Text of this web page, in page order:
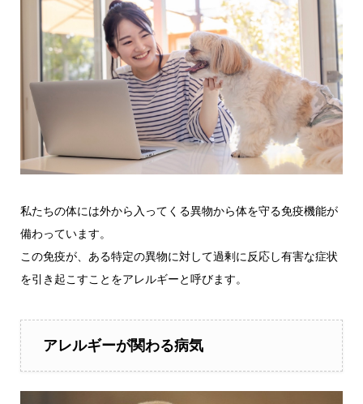
私たちの体には外から入ってくる異物から体を守る免疫機能が
備わっています。
この免疫が、ある特定の異物に対して過剰に反応し有害な症状
を引き起こすことをアレルギーと呼びます。
アレルギーが関わる病気